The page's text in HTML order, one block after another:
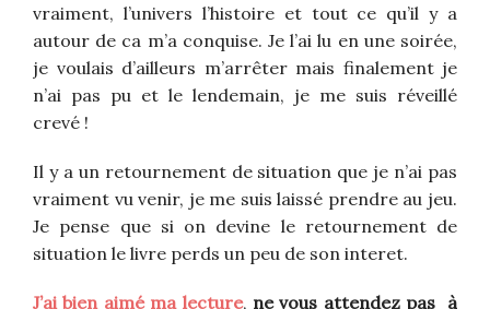
vraiment, l’univers l’histoire et tout ce qu’il y a
autour de ca m’a conquise. Je l’ai lu en une soirée,
je voulais d’ailleurs m’arrêter mais finalement je
n’ai pas pu et le lendemain, je me suis réveillé
crevé !
Il y a un retournement de situation que je n’ai pas
vraiment vu venir, je me suis laissé prendre au jeu.
Je pense que si on devine le retournement de
situation le livre perds un peu de son interet.
J’ai bien aimé ma lecture, ne vous attendez pas à